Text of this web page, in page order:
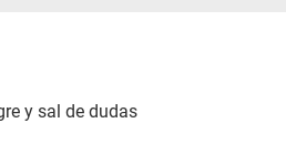
y sal de dudas